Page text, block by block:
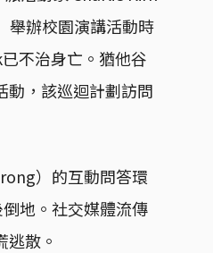
舉辦校園演講活動時
不治身亡。猶他谷
，該巡迴計劃訪問
）的互動問答環
地。社交媒體流傳
散。